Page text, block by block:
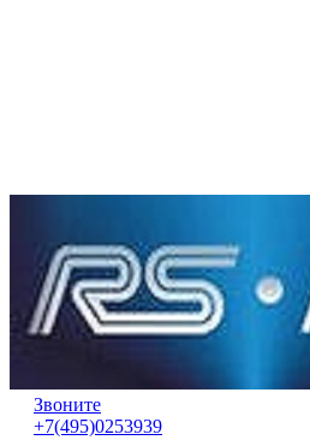
Звоните
+7(495)0253939